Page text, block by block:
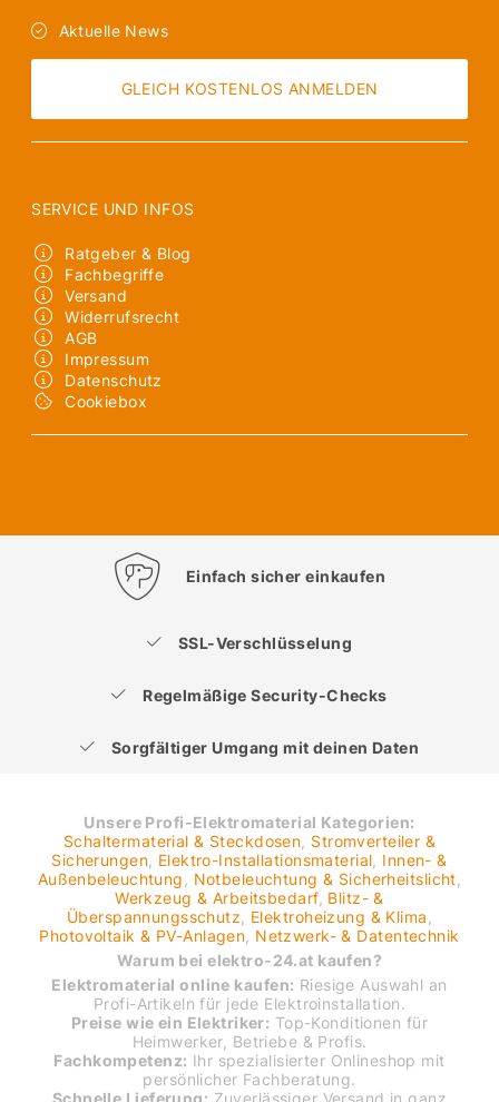
Aktuelle News
GLEICH KOSTENLOS ANMELDEN
SERVICE UND INFOS
Ratgeber & Blog
Fachbegriffe
Versand
Widerrufsrecht
AGB
Impressum
Datenschutz
Cookiebox
Einfach sicher einkaufen
SSL-Verschlüsselung
Regelmäßige Security-Checks
Sorgfältiger Umgang mit deinen Daten
Unsere Profi-Elektromaterial Kategorien:
Schaltermaterial & Steckdosen Stromverteiler &
Sicherungen Elektro-Installationsmaterial Innen- &
Außenbeleuchtung
Notbeleuchtung & Sicherheitslicht
Werkzeug & Arbeitsbedarf, Blitz- &
Überspannungsschutz
Elektroheizung & Klima
Photovoltaik & PV-Anlagen Netzwerk- & Datentechnik
Warum bei elektro-24.at kaufen?
Elektromaterial online kaufen: Riesige Auswahl an
Profi-Artikeln für jede Elektroinstallation.
Preise wie ein Elektriker: Top-Konditionen für
Heimwerker, Betriebe & Profis.
Fachkompetenz: Ihr spezialisierter Onlineshop mit
persönlicher Fachberatung.
Schnelle Lieferung: Zuverlässiger Versand in ganz